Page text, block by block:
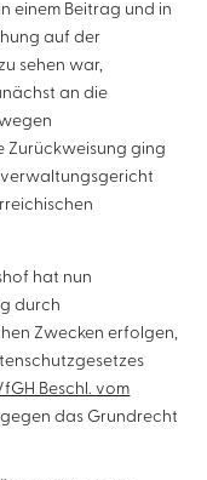
einem Beitrag und in
auf der
sehen war,
an die
Zurückweisung ging
hat nun
durch
Zwecken erfolgen,
Beschl. vom
das Grundrecht